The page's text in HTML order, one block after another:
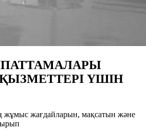
ҮШІН
жұмыс жағдайларын, мақсатын және